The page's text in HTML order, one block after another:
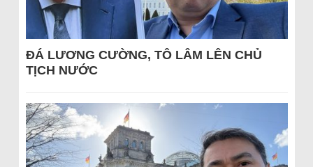
ĐÁ LƯƠNG CƯỜNG, TÔ LÂM LÊN CHỦ
TỊCH NƯỚC